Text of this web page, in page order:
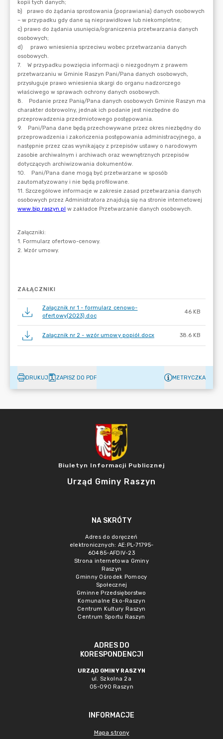
ZAŁĄCZNIKI
Załącznik nr 1 - formularz cenowo-
ofertowy(2023).doc
46 KB
Załącznik nr 2 - wzór umowy popiół.docx 38.6 KB
DRUKUJ ZAPISZ DO PDF METRYCZKA
Biuletyn Informacji Publicznej
Urząd Gminy Raszyn
NA SKRÓTY
Adres do doręczeń
elektronicznych: AE:PL-71795-
60485-AFDIV-23
Strona internetowa Gminy
Raszyn
Gminny Ośrodek Pomocy
Społecznej
Gminne Przedsięborstwo
Komunalne Eko-Raszyn
Centrum Kultury Raszyn
Centrum Sportu Raszyn
ADRES DO
KORESPONDENCJI
URZĄD GMINY RASZYN
ul. Szkolna 2a
05-090 Raszyn
INFORMACJE
Mapa strony